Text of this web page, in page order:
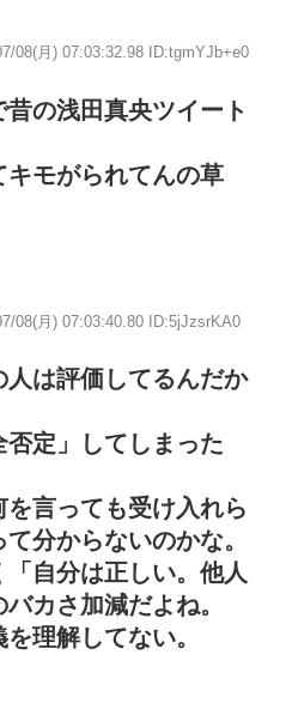
08(月) 07:03:32.98 ID:tgmYJb+e0
の浅田真央ツイート
モがられてんの草
08(月) 07:03:40.80 ID:5jJzsrKA0
は評価してるんだか
定」してしまった
言っても受け入れら
分からないのかな。
自分は正しい。他人
カさ加減だよね。
理解してない。